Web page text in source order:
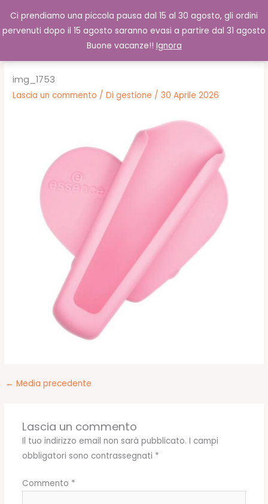
Ci prendiamo una piccola pausa dal 15 al 30 agosto, gli ordini
pervenuti dopo il 15 agosto saranno evasi a partire dal 31 agosto
Buone vacanze!! Ignora
contenuto
0,00€ Cerca
img_1753
Lascia un commento / Digestione /30 Aprile 2026
← Media precedente
Lascia un commento
Il tuo indirizzo email non sarà pubblicato. I campi
obbligatori sono contrassegnati *
Commento *